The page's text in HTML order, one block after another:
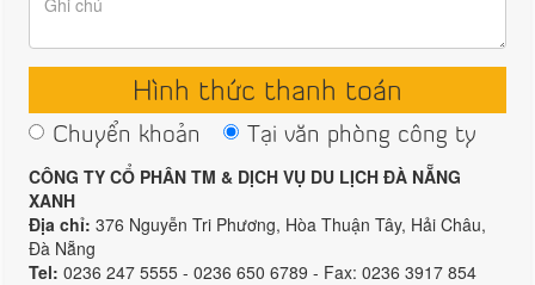
Hình thức thanh toán
Chuyển khoản
Tại văn phòng công ty
CÔNG TY CỔ PHÂN TM & DỊCH VỤ DU LỊCH ĐÀ NẴNG
XANH
Địa chỉ: 376 Nguyễn Tri Phương, Hòa Thuận Tây, Hải Châu,
Đà Nẵng
Tel: 0236 247 5555 - 0236 650 6789 - Fax: 0236 3917 854